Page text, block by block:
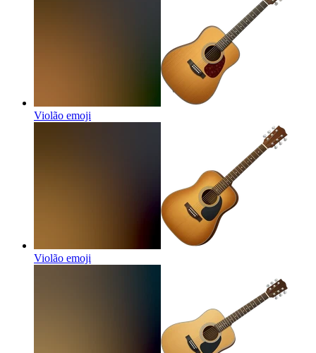
Violão emoji
Violão emoji